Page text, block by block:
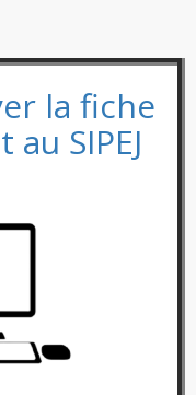
la fiche
SIPEJ